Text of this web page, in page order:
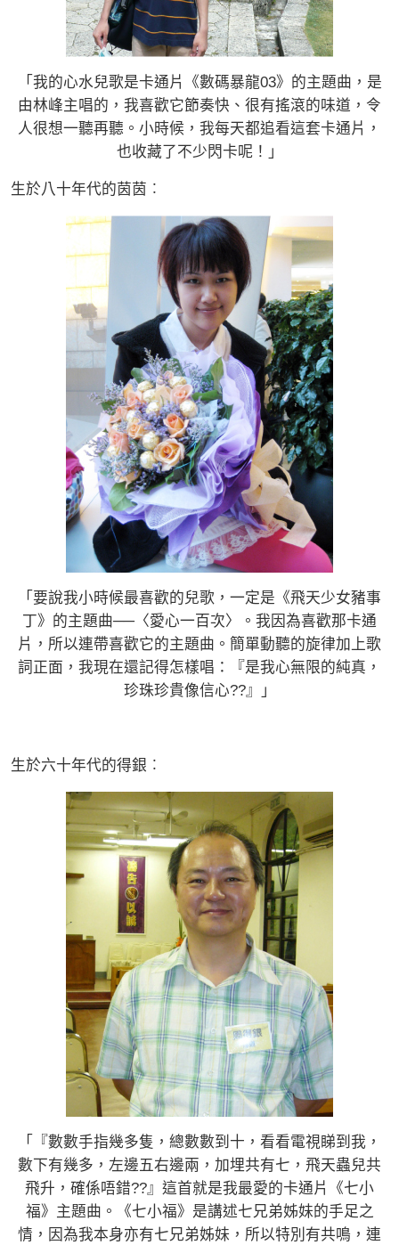
「我的心水兒歌是卡通片《數碼暴龍03》的主題曲，是
由林峰主唱的，我喜歡它節奏快、很有搖滾的味道，令
人很想一聽再聽。小時候，我每天都追看這套卡通片，
也收藏了不少閃卡呢！」
生於八十年代的茵茵︰
「要說我小時候最喜歡的兒歌，一定是《飛天少女豬事
丁》的主題曲──〈愛心一百次〉。我因為喜歡那卡通
片，所以連帶喜歡它的主題曲。簡單動聽的旋律加上歌
詞正面，我現在還記得怎樣唱：『是我心無限的純真，
珍珠珍貴像信心??』」
生於六十年代的得銀︰
「『數數手指幾多隻，總數數到十，看看電視睇到我，
數下有幾多，左邊五右邊兩，加埋共有七，飛天蟲兒共
飛升，確係唔錯??』這首就是我最愛的卡通片《七小
福》主題曲。《七小福》是講述七兄弟姊妹的手足之
情，因為我本身亦有七兄弟姊妹，所以特別有共鳴，連